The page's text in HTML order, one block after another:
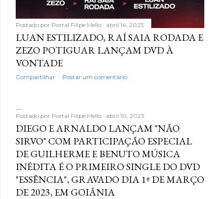
Postado por Portal Filipe Mello abril 14, 2023
LUAN ESTILIZADO, RAÍ SAIA RODADA E
ZEZO POTIGUAR LANÇAM DVD À
VONTADE
Compartilhar Postar um comentário
Postado por Portal Filipe Mello abril 10, 2023
DIEGO E ARNALDO LANÇAM "NÃO
SIRVO" COM PARTICIPAÇÃO ESPECIAL
DE GUILHERME E BENUTO MÚSICA
INÉDITA É O PRIMEIRO SINGLE DO DVD
"ESSÊNCIA", GRAVADO DIA 1º DE MARÇO
DE 2023, EM GOIÂNIA